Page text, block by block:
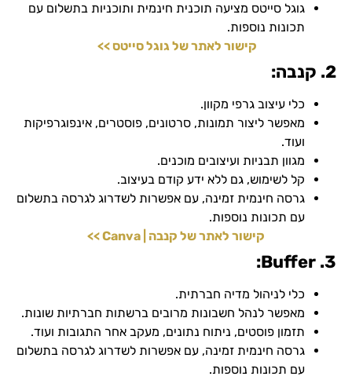
גוגל סייטס מציעה תוכנית חינמית ותוכניות בתשלום עם
תכונות נוספות.
קישור לאתר של גוגל סייטס >>
2. קנבה:
כלי עיצוב גרפי מקוון.
מאפשר ליצור תמונות, סרטונים, פוסטרים, אינפוגרפיקות
ועוד.
מגוון תבניות ועיצובים מוכנים.
קל לשימוש, גם ללא ידע קודם בעיצוב.
גרסה חינמית זמינה, עם אפשרות לשדרוג לגרסה בתשלום
עם תכונות נוספות.
קישור לאתר של קנבה | Canva >>
3. Buffer:
כלי לניהול מדיה חברתית.
מאפשר לנהל חשבונות מרובים ברשתות חברתיות שונות.
תזמון פוסטים, ניתוח נתונים, מעקב אחר התגובות ועוד.
גרסה חינמית זמינה, עם אפשרות לשדרוג לגרסה בתשלום
עם תכונות נוספות.